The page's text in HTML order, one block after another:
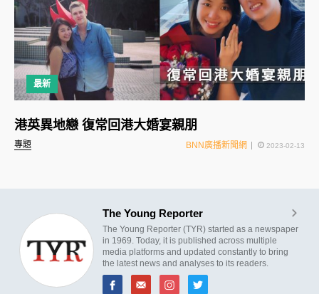
最新
專題
港英異地戀 復常回港大婚宴親朋
BNN廣播新聞網 2023-02-13
The Young Reporter
The Young Reporter (TYR) started as a newspaper
in 1969. Today, it is published across multiple
media platforms and updated constantly to bring
the latest news and analyses to its readers.